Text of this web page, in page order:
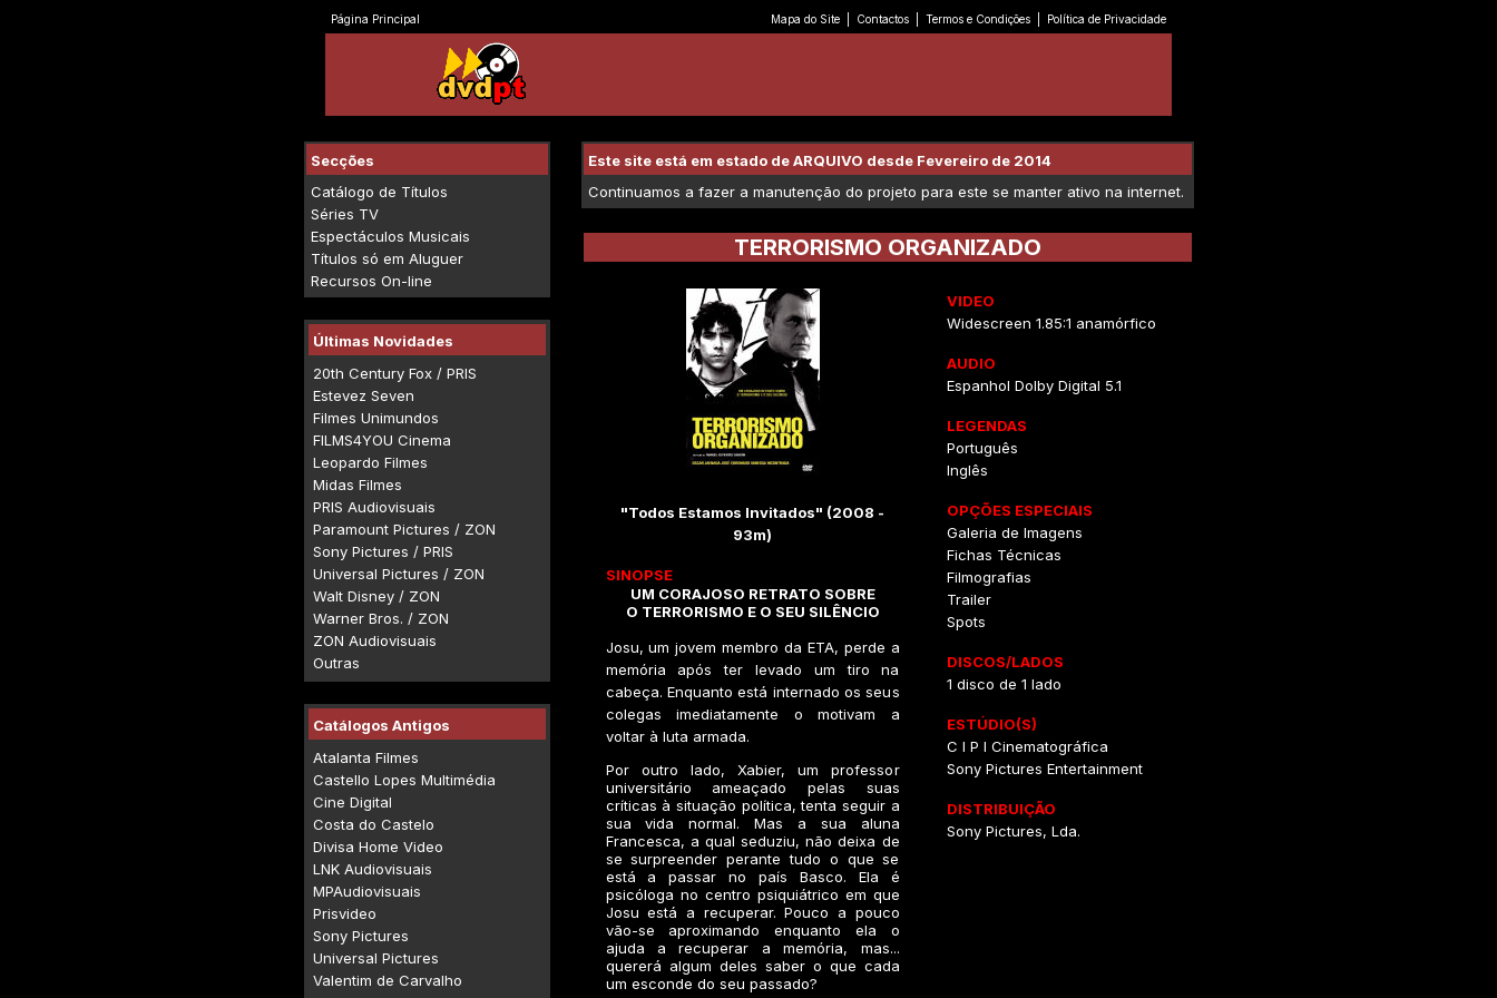
Página Principal Mapa do Site Contactos Termos e Condições Política de Privacidade
Secções
Catálogo de Títulos
Séries TV
Espectáculos Musicais
Títulos só em Aluguer
Recursos On-line
Últimas Novidades
20th Century Fox / PRIS
Estevez Seven
Filmes Unimundos
FILMS4YOU Cinema
Leopardo Filmes
Midas Filmes
PRIS Audiovisuais
Paramount Pictures / ZON
Sony Pictures / PRIS
Universal Pictures / ZON
Walt Disney / ZON
Warner Bros. / ZON
ZON Audiovisuais
Outras
Catálogos Antigos
Atalanta Filmes
Castello Lopes Multimédia
Cine Digital
Costa do Castelo
Divisa Home Video
LNK Audiovisuais
MPAudiovisuais
Prisvideo
Sony Pictures
Universal Pictures
Valentim de Carvalho
Este site está em estado de ARQUIVO desde Fevereiro de 2014
Continuamos a fazer a manutenção do projeto para este se manter ativo na internet.
TERRORISMO ORGANIZADO
"Todos Estamos Invitados" (2008 -
93m)
SINOPSE
UM CORAJOSO RETRATO SOBRE
O TERRORISMO E O SEU SILÊNCIO
Josu, um jovem membro da ETA, perde a
memória após ter levado um tiro na
cabeça. Enquanto está internado os seus
colegas imediatamente o motivam a
voltar à luta armada.
Por outro lado, Xabier, um professor
universitário ameaçado pelas suas
críticas à situação política, tenta seguir a
sua vida normal. Mas a sua aluna
Francesca, a qual seduziu, não deixa de
se surpreender perante tudo o que se
está a passar no país Basco. Ela é
psicóloga no centro psiquiátrico em que
Josu está a recuperar. Pouco a pouco
vão-se aproximando enquanto ela o
ajuda a recuperar a memória, mas...
quererá algum deles saber o que cada
um esconde do seu passado?
VIDEO
Widescreen 1.85:1 anamórfico
AUDIO
Espanhol Dolby Digital 5.1
LEGENDAS
Português
Inglês
OPÇÕES ESPECIAIS
Galeria de Imagens
Fichas Técnicas
Filmografias
Trailer
Spots
DISCOS/LADOS
1 disco de 1 lado
ESTÚDIO(S)
C I P I Cinematográfica
Sony Pictures Entertainment
DISTRIBUIÇÃO
Sony Pictures, Lda.